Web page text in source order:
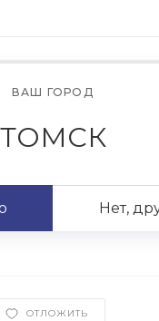
Сваи
ОТЛОЖИТЬ
ВАШ ГОРОД
ТОМСК
Нет,